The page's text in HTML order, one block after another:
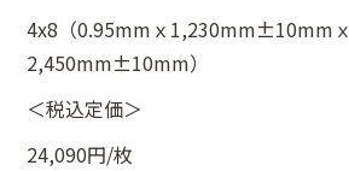
4x8（0.95mmｘ1,230mm±10mmｘ
2,450mm±10mm）
＜税込定価＞
24,090円/枚